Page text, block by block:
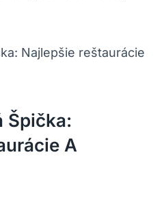
Špička:
A